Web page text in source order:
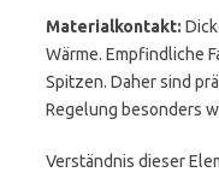
Materialkontakt:
Wärme. Empfindliche
Spitzen. Daher sind
Regelung besonders
Verständnis dieser